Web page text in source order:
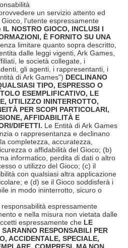
un servizio attento ed
l'utente espressamente
IL NOSTRO GIOCO, INCLUSI I
È FORNITO SU UNA
limitare quanto sopra descritto,
dalle leggi vigenti, Ark Games,
le società collegate, i
gli agenti, i rappresentanti, i
di Ark Games") DECLINANO
TIPO, ESPRESSO O
ESEMPLIFICATIVO, LE
UTILIZZO ININTERROTTO,
PER SCOPI PARTICOLARI,
AFFIDABILITÀ E
DIFETTI. Le Entità di Ark Games
o rappresentanza e declinano
completezza, accuratezza,
o affidabilità del Gioco; (b)
informatico, perdita di dati o altro
o utilizzo del Gioco; (c) il
con qualsiasi altra applicazione
e (d) se il Gioco soddisferà i
in modo ininterrotto, sicuro o
espressamente
e nella misura non vietata dalle
espressamente che LE
RESPONSABILI PER
ACCIDENTALE, SPECIALE,